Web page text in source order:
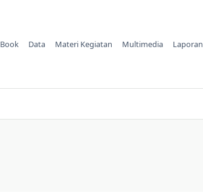
Data Materi Kegiatan Multimedia Laporan